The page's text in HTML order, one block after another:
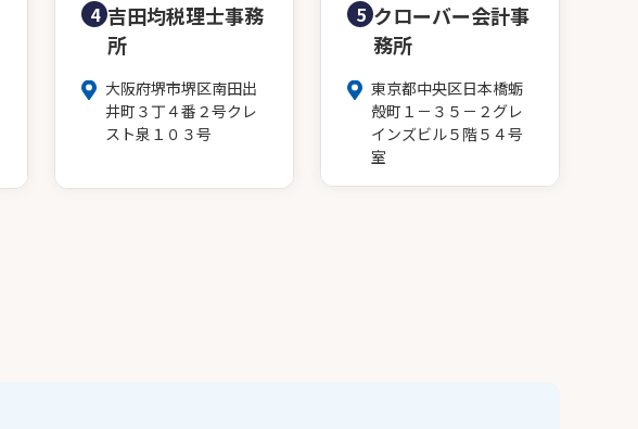
4 吉田均税理士事務
所
大阪府堺市堺区南田出
井町３丁４番２号クレ
スト泉１０３号
5 クローバー会計事
務所
東京都中央区日本橋蛎
殻町１－３５－２グレ
インズビル５階５４号
室